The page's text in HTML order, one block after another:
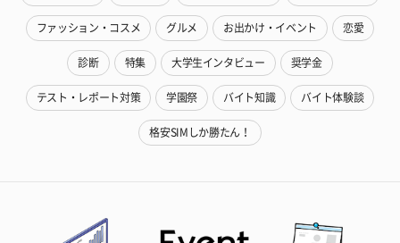
ファッション・コスメ グルメ お出かけ・イベント 恋愛
診断 特集 大学生インタビュー 奨学金
テスト・レポート対策 学園祭 バイト知識 バイト体験談
格安SIMしか勝たん！